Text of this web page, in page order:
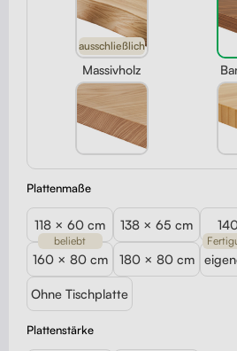
ausschließlich
Massivholz
Plattenstärke
Plattenmaße
118 × 60 cm 138 × 65 cm
160 × 80 cm
beliebt
180 × 80 cm
Ohne Tischplatte